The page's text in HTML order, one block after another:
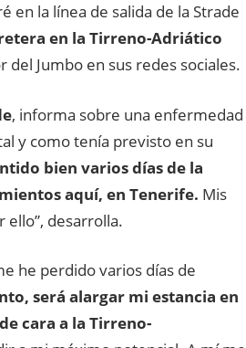
en la línea de salida de la Strade
en la Tirreno-Adriático
del Jumbo en sus redes sociales.
, informa sobre una enfermedad
y como tenía previsto en su
bien varios días de la
aquí, en Tenerife. Mis
ello”, desarrolla.
he perdido varios días de
será alargar mi estancia en
cara a la Tirreno-